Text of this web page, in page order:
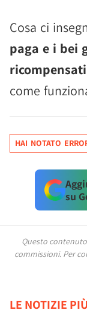
Cosa ci
paga e i bei
come
HAI NOTATO
su
Questo
commissioni. Per
LE NOTIZIE